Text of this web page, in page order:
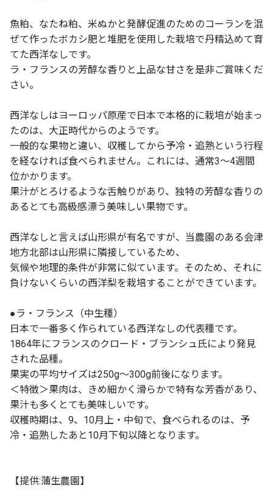
魚粕、なたね粕、米ぬかと発酵促進のためのコーランを混
ぜて作ったボカシ肥と堆肥を使用した栽培で丹精込めて育
てた西洋なしです。
ラ・フランスの芳醇な香りと上品な甘さを是非ご賞味くだ
さい。
西洋なしはヨーロッパ原産で日本で本格的に栽培が始まっ
たのは、大正時代からのようです。
一般的な果物と違い、収穫してから予冷・追熟という行程
を経なければ食べられません。これには、通常3～4週間
位かかります。
果汁がとろけるような舌触りがあり、独特の芳醇な香りの
あるとても高級感漂う美味しい果物です。
西洋なしと言えば山形県が有名ですが、当農園のある会津
地方北部は山形県に隣接しているため、
気候や地理的条件が非常に似ています。そのため、それに
負けないくらいの西洋梨を栽培することができています。
●ラ・フランス（中生種）
日本で一番多く作られている西洋なしの代表種です。
1864年にフランスのクロード・ブランシュ氏により発見
された品種。
果実の平均サイズは250g～300g前後になります。
＜特徴＞果肉は、きめ細かく滑らかで特有な芳香があり、
果汁も多くとても美味しいです。
収穫時期は、9、10月上・中旬で、食べられるのは、予
冷・追熟したあと10月下旬以降となります。
【提供:蒲生農園】